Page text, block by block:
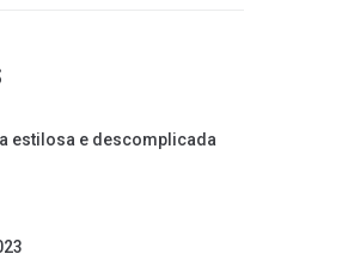
estilosa e descomplicada